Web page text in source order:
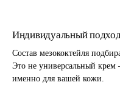
Индивидуальный
Состав мезококтейля
Это не универсальный крем
именно для вашей кожи.